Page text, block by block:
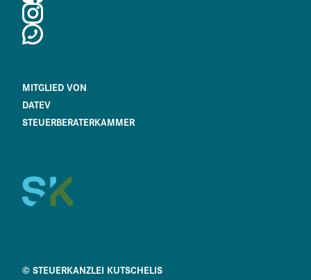
MITGLIED VON
DATEV
STEUERBERATERKAMMER
© STEUERKANZLEI KUTSCHELIS